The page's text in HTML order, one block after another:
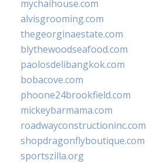
mychaihouse.com
alvisgrooming.com
thegeorginaestate.com
blythewoodseafood.com
paolosdelibangkok.com
bobacove.com
phoone24brookfield.com
mickeybarmama.com
roadwayconstructioninc.com
shopdragonflyboutique.com
sportszilla.org